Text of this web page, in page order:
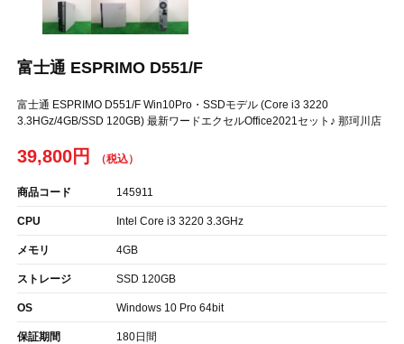
富士通 ESPRIMO D551/F
富士通 ESPRIMO D551/F Win10Pro・SSDモデル (Core i3 3220
3.3HGz/4GB/SSD 120GB) 最新ワードエクセルOffice2021セット♪ 那珂川店
39,800円
商品コード 145911
CPU Intel Core i3 3220 3.3GHz
メモリ 4GB
ストレージ SSD 120GB
OS Windows 10 Pro 64bit
保証期間 180日間